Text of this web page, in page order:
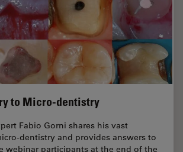
to Micro-dentistry
Fabio Gorni shares his vast
dentistry and provides answers to
webinar participants at the end of the